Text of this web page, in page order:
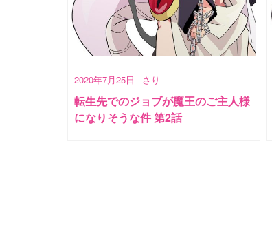
2020年7月25日 さり
転生先でのジョブが魔王のご主人様
になりそうな件 第2話